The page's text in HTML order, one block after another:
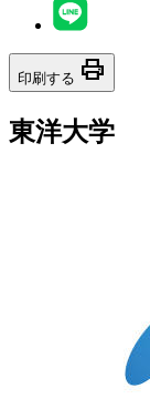
印刷する print
東洋大学